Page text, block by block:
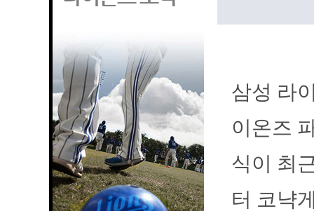
삼성 라
이온즈
식이 최
터 코냑